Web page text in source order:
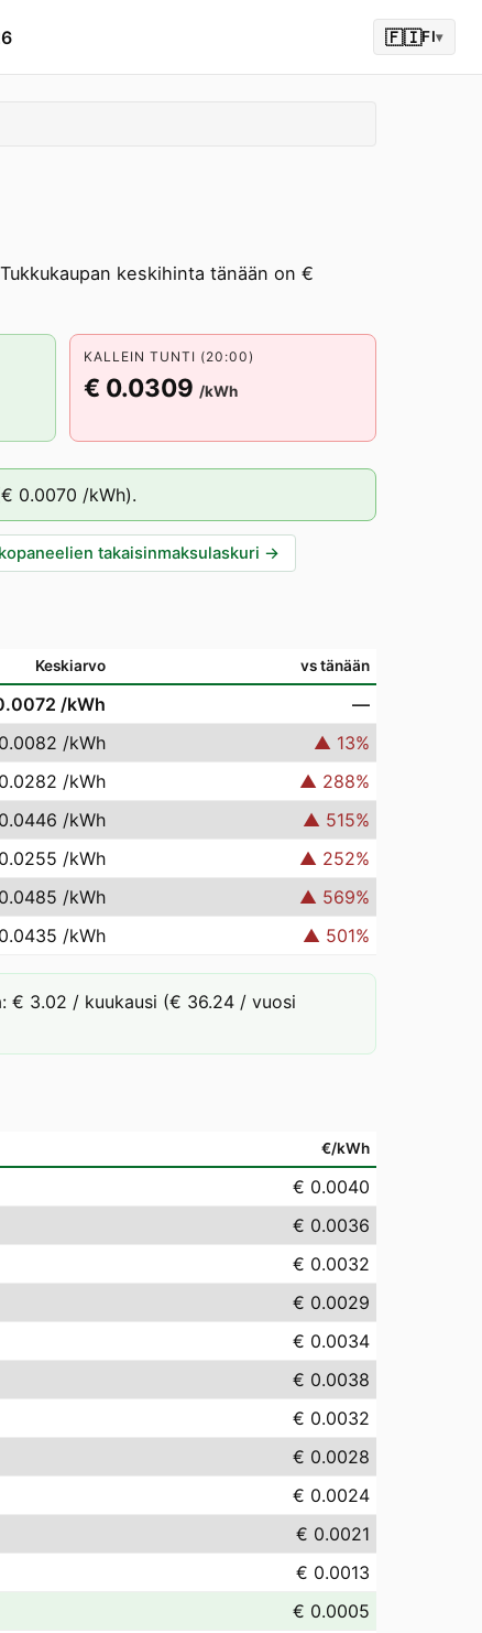
🇫🇮FI▾
keskihinta tänään on €
KALLEIN TUNTI (20:00)
€ 0.0309 /kWh
€ 0.0070 /kWh).
takaisinmaksulaskuri →
Keskiarvo vs tänään
/kWh
—
/kWh ▲ 13%
/kWh ▲ 288%
/kWh ▲ 515%
/kWh ▲ 252%
/kWh ▲ 569%
/kWh ▲ 501%
€ 3.02 / kuukausi (€ 36.24 / vuosi
€/kWh
€ 0.0040
€ 0.0036
€ 0.0032
€ 0.0029
€ 0.0034
€ 0.0038
€ 0.0032
€ 0.0028
€ 0.0024
€ 0.0021
€ 0.0013
€ 0.0005